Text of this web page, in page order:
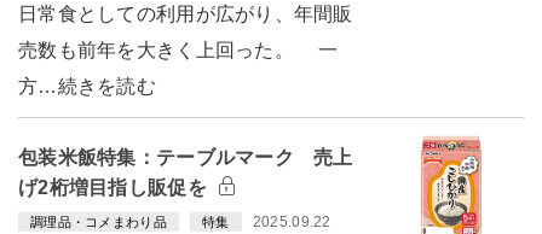
日常食としての利用が広がり、年間販
売数も前年を大きく上回った。 一
方…続きを読む
包装米飯特集：テーブルマーク 売上
げ2桁増目指し販促を
調理品・コメまわり品 特集 2025.09.22